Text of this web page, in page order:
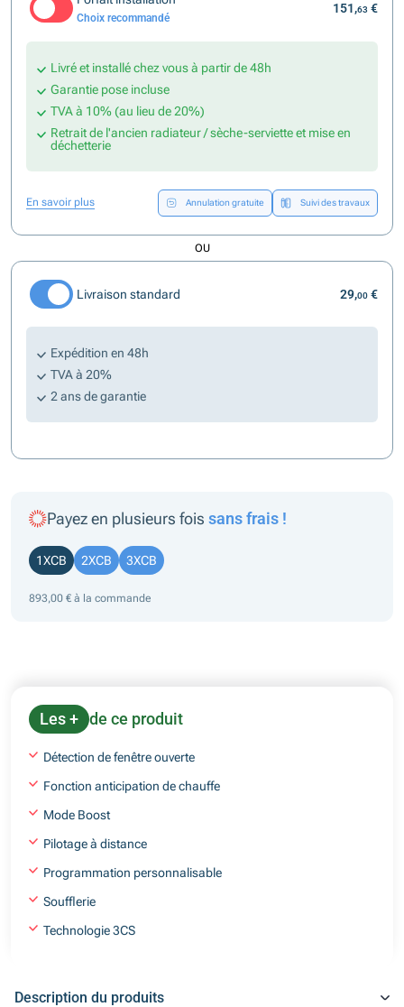
Choix recommandé
151,63 €
Livré et installé chez vous à partir de 48h
Garantie pose incluse
TVA à 10% (au lieu de 20%)
Retrait de l'ancien radiateur / sèche-serviette et mise en
déchetterie
En savoir plus Annulation gratuite Suivi des travaux
OU
Livraison standard 29,00 €
Expédition en 48h
TVA à 20%
2 ans de garantie
Payez en plusieurs fois sans frais !
1XCB 2XCB 3XCB
893,00 € à la commande
Les + de ce produit
Détection de fenêtre ouverte
Fonction anticipation de chauffe
Mode Boost
Pilotage à distance
Programmation personnalisable
Soufflerie
Technologie 3CS
Description du produits